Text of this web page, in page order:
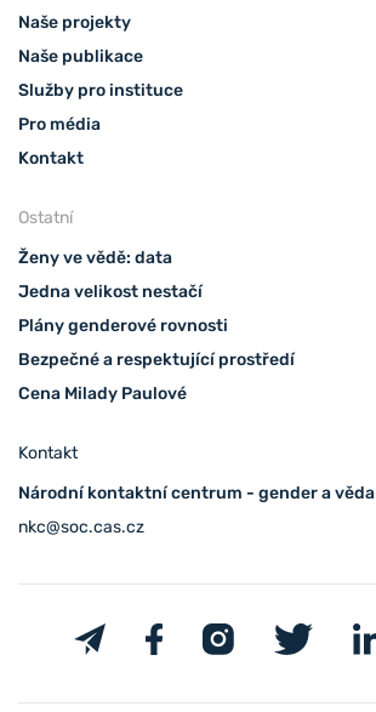
Naše projekty
Naše publikace
Služby pro instituce
Pro média
Kontakt
Ostatní
Ženy ve vědě: data
Jedna velikost nestačí
Plány genderové rovnosti
Bezpečné a respektující prostředí
Cena Milady Paulové
Kontakt
Národní kontaktní centrum - gender a věda
nkc@soc.cas.cz